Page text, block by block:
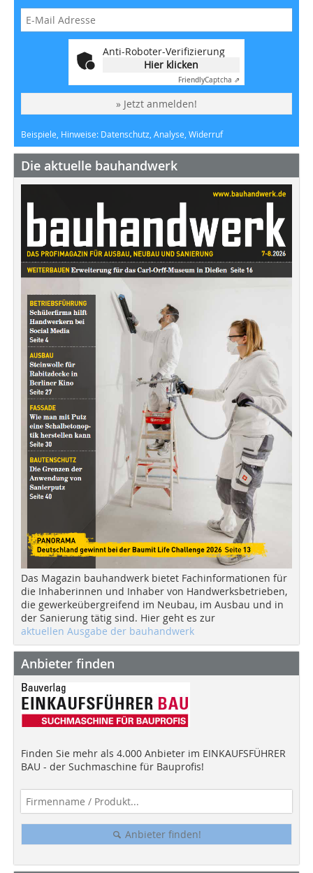
Anti-Roboter-Verifizierung
Hier klicken
FriendlyCaptcha ⇗
» Jetzt anmelden!
Beispiele, Hinweise: Datenschutz, Analyse, Widerruf
Die aktuelle bauhandwerk
Das Magazin bauhandwerk bietet Fachinformationen für
die Inhaberinnen und Inhaber von Handwerksbetrieben,
die gewerkeübergreifend im Neubau, im Ausbau und in
der Sanierung tätig sind. Hier geht es zur
aktuellen Ausgabe der bauhandwerk
Anbieter finden
Finden Sie mehr als 4.000 Anbieter im EINKAUFSFÜHRER
BAU - der Suchmaschine für Bauprofis!
Anbieter finden!